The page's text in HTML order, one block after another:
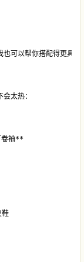
可以帮你搭配得更具体
太热：
卷袖**
鞋